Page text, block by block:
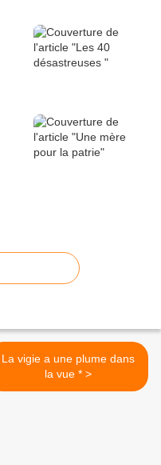
La vigie a une plume dans
la vue * >